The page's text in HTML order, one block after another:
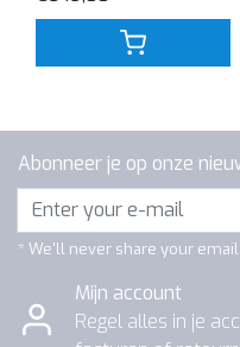
Abonneer je op onze
* We'll never share your
Mijn account
Regel alles in je